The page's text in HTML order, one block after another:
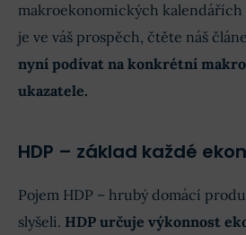
makroekonomických
je ve váš prospěch, čtěte náš
nyní podívat na konkrétní
ukazatele.
HDP – základ každé
Pojem HDP – hrubý domácí
slyšeli. HDP určuje výkonnost